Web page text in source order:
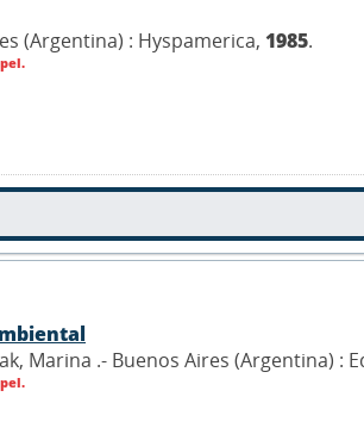
(Argentina) : Hyspamerica, 1985.
Marina .- Buenos Aires (Argentina) :